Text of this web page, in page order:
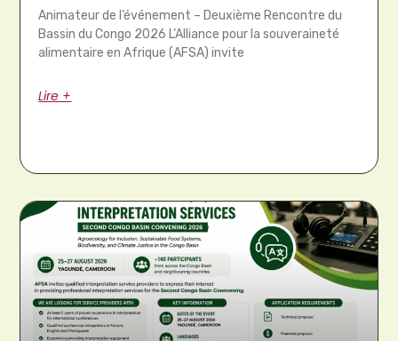
Animateur de l’événement – Deuxième Rencontre du
Bassin du Congo 2026 L’Alliance pour la souveraineté
alimentaire en Afrique (AFSA) invite
Lire +